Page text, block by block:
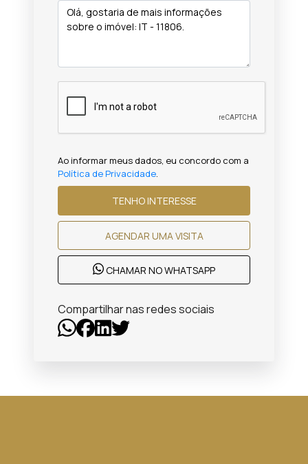
Ao informar meus dados, eu concordo com a
Política de Privacidade.
TENHO INTERESSE
AGENDAR UMA VISITA
CHAMAR NO WHATSAPP
Compartilhar nas redes sociais